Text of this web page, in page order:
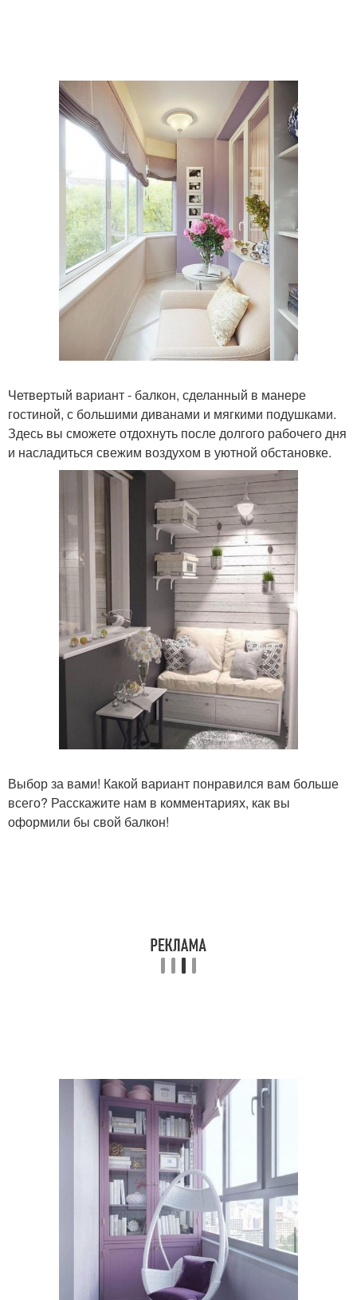
Четвертый вариант - балкон, сделанный в манере
гостиной, с большими диванами и мягкими подушками.
Здесь вы сможете отдохнуть после долгого рабочего дня
и насладиться свежим воздухом в уютной обстановке.
Выбор за вами! Какой вариант понравился вам больше
всего? Расскажите нам в комментариях, как вы
оформили бы свой балкон!